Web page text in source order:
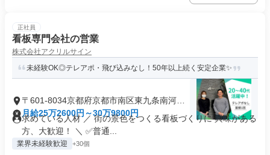
正社員
看板専門会社の営業
株式会社アクリルサイン
未経験OK◎テレアポ・飛び込みなし！50年以上続く安定企業✨
〒601-8034京都府京都市南区東九条南河辺
町
月給25万2600円～30万9800円
求めている人材 ／ 街の景色をつくる看板づくりに 興味がある
方、大歓迎！ ＼ ✅普通...
業界未経験歓迎 +30個